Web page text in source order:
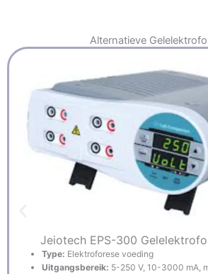
Alternatieve
Jeiotech EPS-300
Type: Elektroforese voeding
Uitgangsbereik: 5-250 V, 10-3000 mA,